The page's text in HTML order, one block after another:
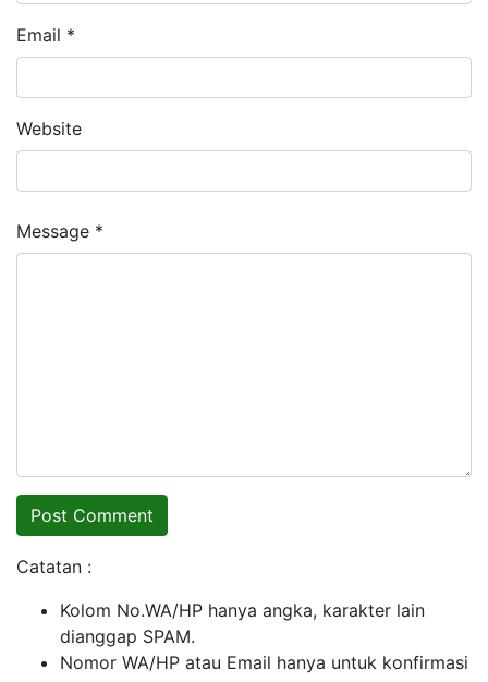
Email *
Website
Message *
Catatan :
Kolom No.WA/HP hanya angka, karakter lain
dianggap SPAM.
Nomor WA/HP atau Email hanya untuk konfirmasi